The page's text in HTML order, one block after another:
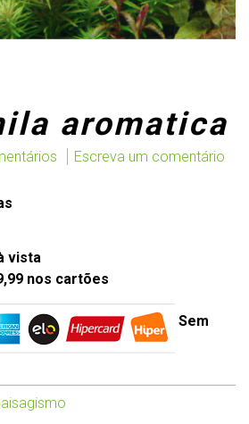
aromatica
Escreva um comentário
vista
nos cartões
Sem